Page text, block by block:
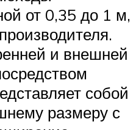
от 0,35 до 1 м,
и внешней
собой
размеру с